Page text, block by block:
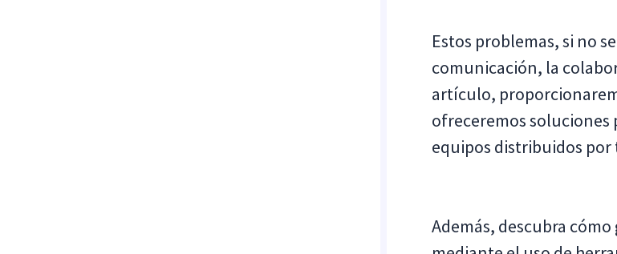
Estos problemas, si no
comunicación, la
artículo,
ofreceremos soluciones
equipos distribuidos
Además, descubra